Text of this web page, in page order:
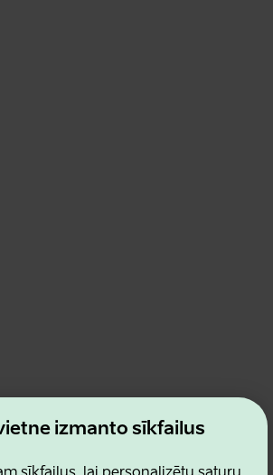
izmanto sīkfailus
Innovation Agency